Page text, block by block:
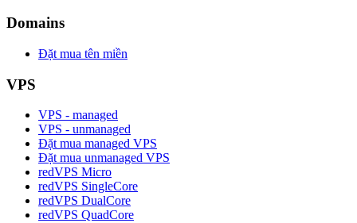
Domains
Đặt mua tên miền
VPS
VPS - managed
VPS - unmanaged
Đặt mua managed VPS
Đặt mua unmanaged VPS
redVPS Micro
redVPS SingleCore
redVPS DualCore
redVPS QuadCore